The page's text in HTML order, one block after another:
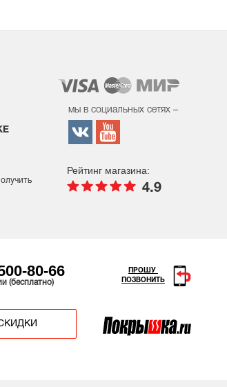
мы в социальных сетях –
Рейтинг магазина:
4.9
80-66
(бесплатно)
ПРОШУ
ПОЗВОНИТЬ